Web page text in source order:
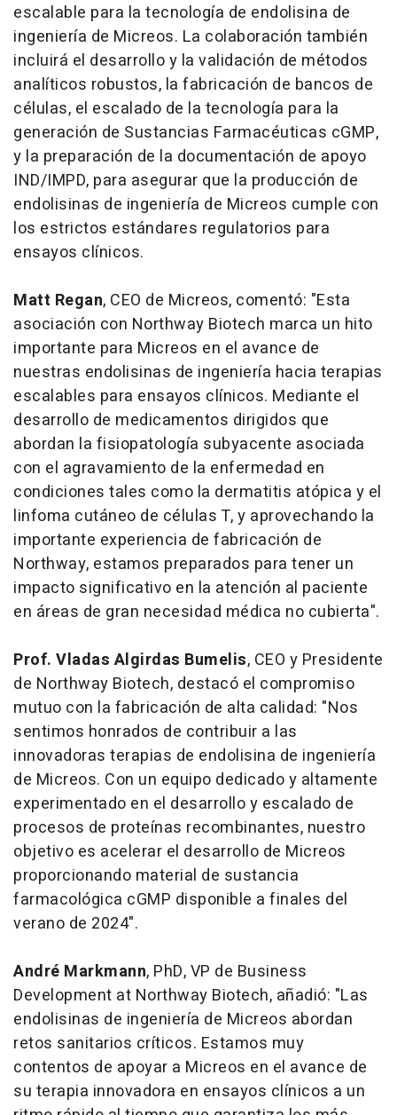
escalable para la tecnología de endolisina de
ingeniería de Micreos. La colaboración también
incluirá el desarrollo y la validación de métodos
analíticos robustos, la fabricación de bancos de
células, el escalado de la tecnología para la
generación de Sustancias Farmacéuticas cGMP,
y la preparación de la documentación de apoyo
IND/IMPD, para asegurar que la producción de
endolisinas de ingeniería de Micreos cumple con
los estrictos estándares regulatorios para
ensayos clínicos.
Matt Regan, CEO de Micreos, comentó: "Esta
asociación con Northway Biotech marca un hito
importante para Micreos en el avance de
nuestras endolisinas de ingeniería hacia terapias
escalables para ensayos clínicos. Mediante el
desarrollo de medicamentos dirigidos que
abordan la fisiopatología subyacente asociada
con el agravamiento de la enfermedad en
condiciones tales como la dermatitis atópica y el
linfoma cutáneo de células T, y aprovechando la
importante experiencia de fabricación de
Northway, estamos preparados para tener un
impacto significativo en la atención al paciente
en áreas de gran necesidad médica no cubierta".
Prof. Vladas Algirdas Bumelis, CEO y Presidente
de Northway Biotech, destacó el compromiso
mutuo con la fabricación de alta calidad: "Nos
sentimos honrados de contribuir a las
innovadoras terapias de endolisina de ingeniería
de Micreos. Con un equipo dedicado y altamente
experimentado en el desarrollo y escalado de
procesos de proteínas recombinantes, nuestro
objetivo es acelerar el desarrollo de Micreos
proporcionando material de sustancia
farmacológica cGMP disponible a finales del
verano de 2024".
André Markmann, PhD, VP de Business
Development at Northway Biotech, añadió: "Las
endolisinas de ingeniería de Micreos abordan
retos sanitarios críticos. Estamos muy
contentos de apoyar a Micreos en el avance de
su terapia innovadora en ensayos clínicos a un